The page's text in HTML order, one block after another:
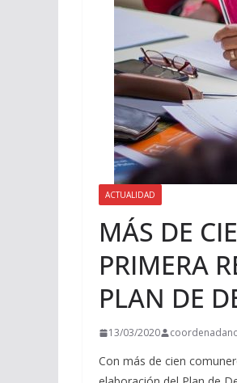
ACTUALIDAD
MÁS DE
PRIMERA
PLAN DE
13/03/2020
Con más de cien